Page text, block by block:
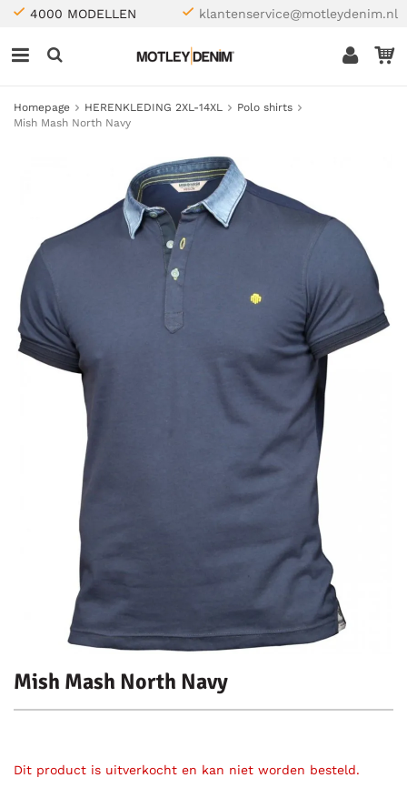
4000 MODELLEN klantenservice@motleydenim.nl
Homepage HERENKLEDING 2XL-14XL
Polo shirts
Mish Mash North Navy
Mish Mash North Navy
Dit product is uitverkocht en kan niet worden besteld.